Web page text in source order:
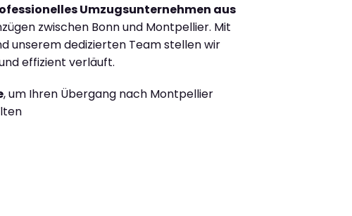
Umzugsunternehmen aus
zwischen Bonn und Montpellier. Mit
unserem dedizierten Team stellen wir
effizient verläuft.
, um Ihren Übergang nach Montpellier